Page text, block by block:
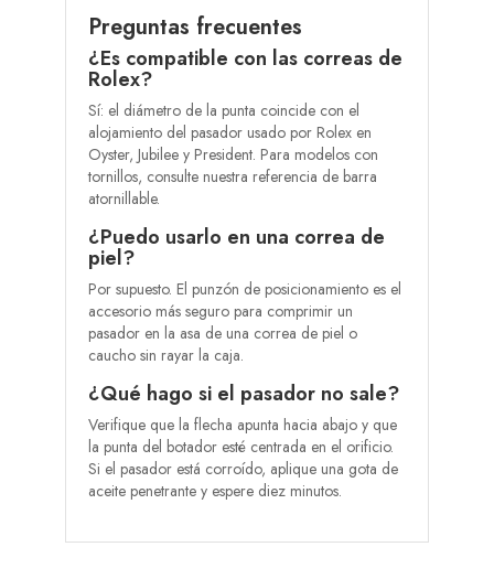
Preguntas frecuentes
¿Es compatible con las correas de
Rolex?
Sí: el diámetro de la punta coincide con el
alojamiento del pasador usado por Rolex en
Oyster, Jubilee y President. Para modelos con
tornillos, consulte nuestra referencia de barra
atornillable.
¿Puedo usarlo en una correa de
piel?
Por supuesto. El punzón de posicionamiento es el
accesorio más seguro para comprimir un
pasador en la asa de una correa de piel o
caucho sin rayar la caja.
¿Qué hago si el pasador no sale?
Verifique que la flecha apunta hacia abajo y que
la punta del botador esté centrada en el orificio.
Si el pasador está corroído, aplique una gota de
aceite penetrante y espere diez minutos.